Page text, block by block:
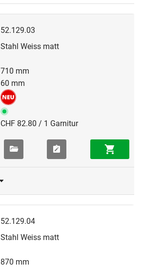
52.129.03
Stahl Weiss matt
710 mm
60 mm
CHF 82.80 / 1 Garnitur
52.129.04
Stahl Weiss matt
870 mm